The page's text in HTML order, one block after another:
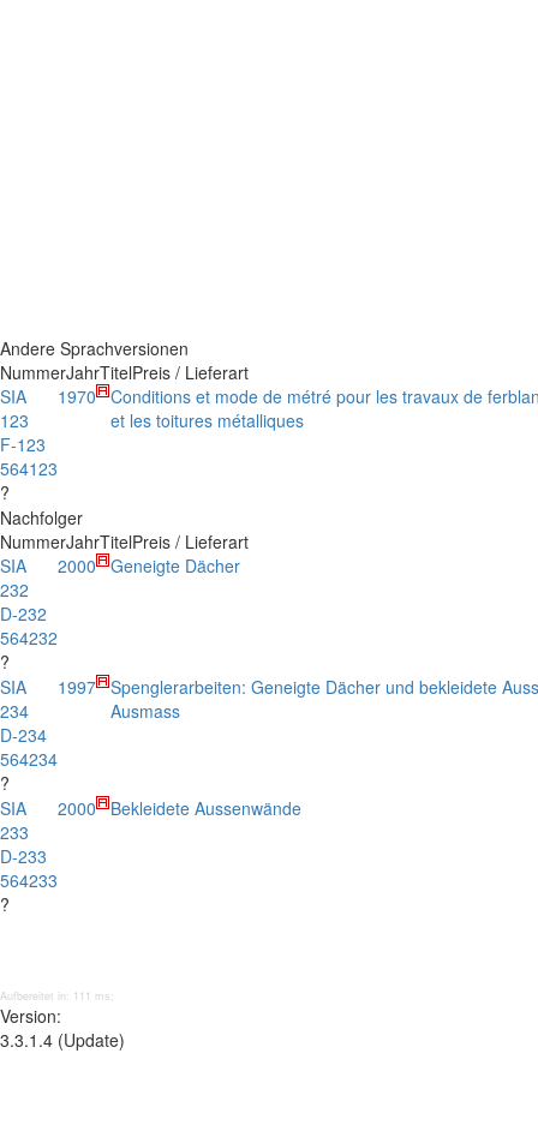
Andere Sprachversionen
NummerJahrTitelPreis / Lieferart
SIA
123
F-123
564123
?
1970
Conditions et mode de métré pour les travaux de
et les toitures métalliques
Nachfolger
NummerJahrTitelPreis / Lieferart
SIA
232
D-232
564232
?
2000 Geneigte Dächer
SIA
234
D-234
564234
?
1997 Spenglerarbeiten: Geneigte Dächer und bekleidete
Ausmass
SIA
233
D-233
564233
?
2000 Bekleidete Aussenwände
Aufbereitet in: 111 ms;
Version:
3.3.1.4 (Update)